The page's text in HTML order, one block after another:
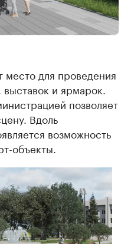
место для проведения
и ярмарок.
позволяет
Вдоль
возможность
объекты.